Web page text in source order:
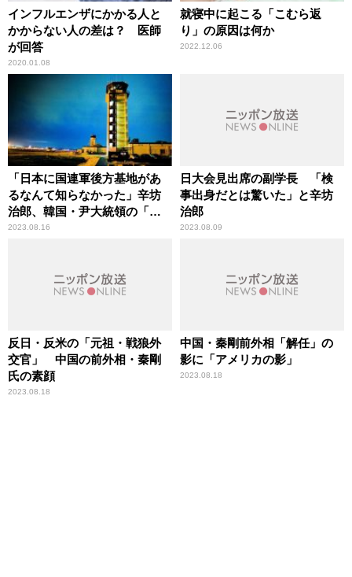
インフルエンザにかかる人と
かからない人の差は？ 医師
が回答
2020.01.08
就寝中に起こる「こむら返
り」の原因は何か
2022.12.06
「日本に国連軍後方基地があ
るなんて知らなかった」辛坊
治郎、韓国・尹大統領の「光
復節」演説を巡り驚愕
2023.08.16
日大会見出席の副学長 「検
事出身だとは驚いた」と辛坊
治郎
2023.08.09
反日・反米の「元祖・戦狼外
交官」 中国の前外相・秦剛
氏の素顔
2023.08.18
中国・秦剛前外相「解任」の
影に「アメリカの影」
2023.08.18